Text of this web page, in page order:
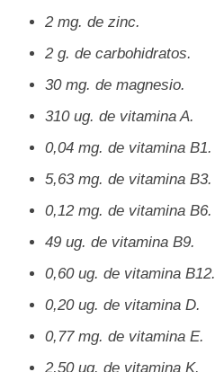
2 mg. de zinc.
2 g. de carbohidratos.
30 mg. de magnesio.
310 ug. de vitamina A.
0,04 mg. de vitamina B1.
5,63 mg. de vitamina B3.
0,12 mg. de vitamina B6.
49 ug. de vitamina B9.
0,60 ug. de vitamina B12.
0,20 ug. de vitamina D.
0,77 mg. de vitamina E.
2,50 ug. de vitamina K.